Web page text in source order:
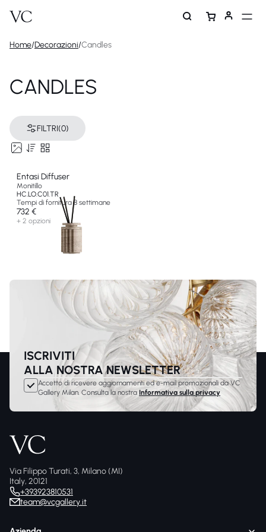
Home/Decorazioni/Candles
CANDLES
FILTRI(0)
Entasi Diffuser
Monitillo
HC.LO.C01.TR
Tempi di fornitura 8 settimane
732 €
+ 2 opzioni
ISCRIVITI
ALLA NOSTRA NEWSLETTER
Accetto di ricevere aggiornamenti ed e-mail promozionali da VC
Gallery Milan. Consulta la nostra Informativa sulla privacy
Via Filippo Turati, 3, Milano (MI)
Italy, 20121
+393923810531
team@vcgallery.it